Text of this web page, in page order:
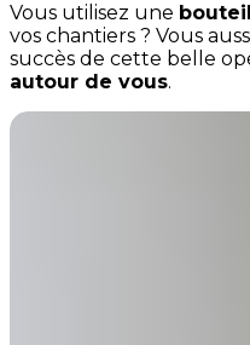
Vous utilisez une
vos chantiers ? Vous
succès de cette belle
autour de vous.